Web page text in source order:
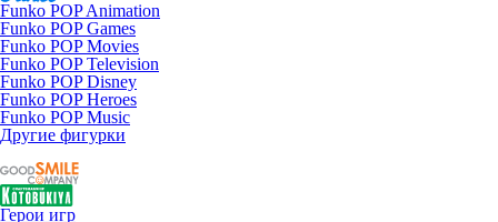
Funko POP Animation
Funko POP Games
Funko POP Movies
Funko POP Television
Funko POP Disney
Funko POP Heroes
Funko POP Music
Другие фигурки
Герои игр